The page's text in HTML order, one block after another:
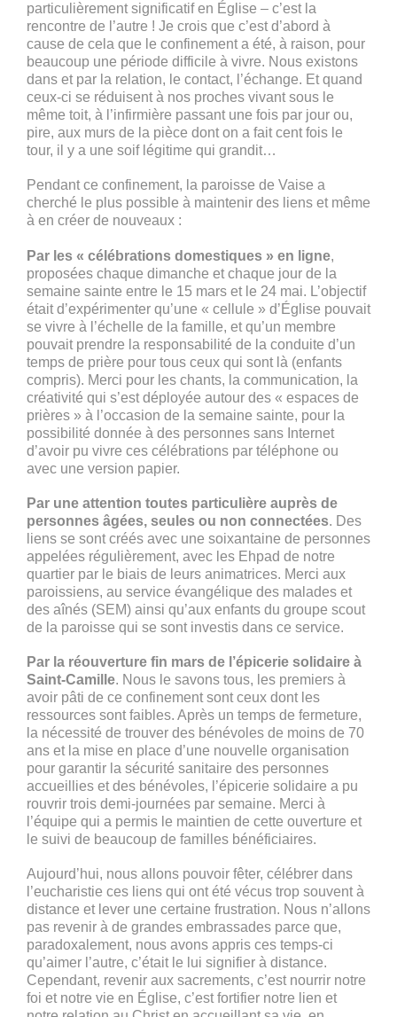
particulièrement significatif en Église – c’est la
rencontre de l’autre ! Je crois que c’est d’abord à
cause de cela que le confinement a été, à raison, pour
beaucoup une période difficile à vivre. Nous existons
dans et par la relation, le contact, l’échange. Et quand
ceux-ci se réduisent à nos proches vivant sous le
même toit, à l’infirmière passant une fois par jour ou,
pire, aux murs de la pièce dont on a fait cent fois le
tour, il y a une soif légitime qui grandit…
Pendant ce confinement, la paroisse de Vaise a
cherché le plus possible à maintenir des liens et même
à en créer de nouveaux :
Par les « célébrations domestiques » en ligne,
proposées chaque dimanche et chaque jour de la
semaine sainte entre le 15 mars et le 24 mai. L’objectif
était d’expérimenter qu’une « cellule » d’Église pouvait
se vivre à l’échelle de la famille, et qu’un membre
pouvait prendre la responsabilité de la conduite d’un
temps de prière pour tous ceux qui sont là (enfants
compris). Merci pour les chants, la communication, la
créativité qui s’est déployée autour des « espaces de
prières » à l’occasion de la semaine sainte, pour la
possibilité donnée à des personnes sans Internet
d’avoir pu vivre ces célébrations par téléphone ou
avec une version papier.
Par une attention toutes particulière auprès de
personnes âgées, seules ou non connectées. Des
liens se sont créés avec une soixantaine de personnes
appelées régulièrement, avec les Ehpad de notre
quartier par le biais de leurs animatrices. Merci aux
paroissiens, au service évangélique des malades et
des aînés (SEM) ainsi qu’aux enfants du groupe scout
de la paroisse qui se sont investis dans ce service.
Par la réouverture fin mars de l’épicerie solidaire à
Saint-Camille. Nous le savons tous, les premiers à
avoir pâti de ce confinement sont ceux dont les
ressources sont faibles. Après un temps de fermeture,
la nécessité de trouver des bénévoles de moins de 70
ans et la mise en place d’une nouvelle organisation
pour garantir la sécurité sanitaire des personnes
accueillies et des bénévoles, l’épicerie solidaire a pu
rouvrir trois demi-journées par semaine. Merci à
l’équipe qui a permis le maintien de cette ouverture et
le suivi de beaucoup de familles bénéficiaires.
Aujourd’hui, nous allons pouvoir fêter, célébrer dans
l’eucharistie ces liens qui ont été vécus trop souvent à
distance et lever une certaine frustration. Nous n’allons
pas revenir à de grandes embrassades parce que,
paradoxalement, nous avons appris ces temps-ci
qu’aimer l’autre, c’était le lui signifier à distance.
Cependant, revenir aux sacrements, c’est nourrir notre
foi et notre vie en Église, c’est fortifier notre lien et